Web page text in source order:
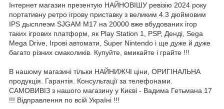
Інтернет магазин презентую НАЙНОВІШУ ревізію 2024 року
портативну ретро ігрову приставку з великим 4.3 дюймовим
IPS дысплеэм SJGAM M17 на 20000 вже вбудованих ігор
таких ігрових платформ, як Play Station 1, PSP, Денді, Sega
Mega Drive, Ігрові автомати, Super Nintendo і ще дуже й дуже
багато різних смаколиків. Купуйте, вмикайте і грайте !!!
В нашому магазині тільки НАЙНИЖЧІ ціни, ОРИГІНАЛЬНА
продукція. Гарантія. Консультації за телефонами.
САМОВИВІЗ з нашого магазину у Києві - Вадима Гетьмана 17
!!! Відправлення по всій Україні !!!